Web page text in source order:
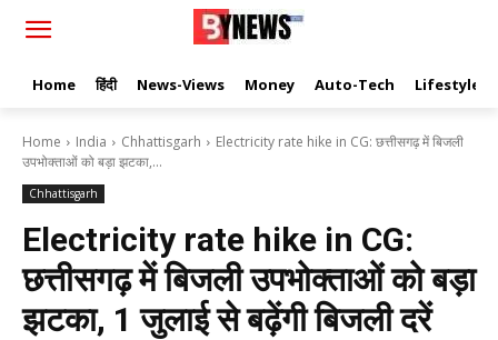
Home हिंदी News-Views Money Auto-Tech Lifestyle
Home India Chhattisgarh
Electricity rate hike in CG: छत्तीसगढ़ में बिजली
उपभोक्ताओं को बड़ा झटका,...
Chhattisgarh
Electricity rate hike in CG:
छत्तीसगढ़ में बिजली उपभोक्ताओं को बड़ा
झटका, 1 जुलाई से बढ़ेंगी बिजली दरें